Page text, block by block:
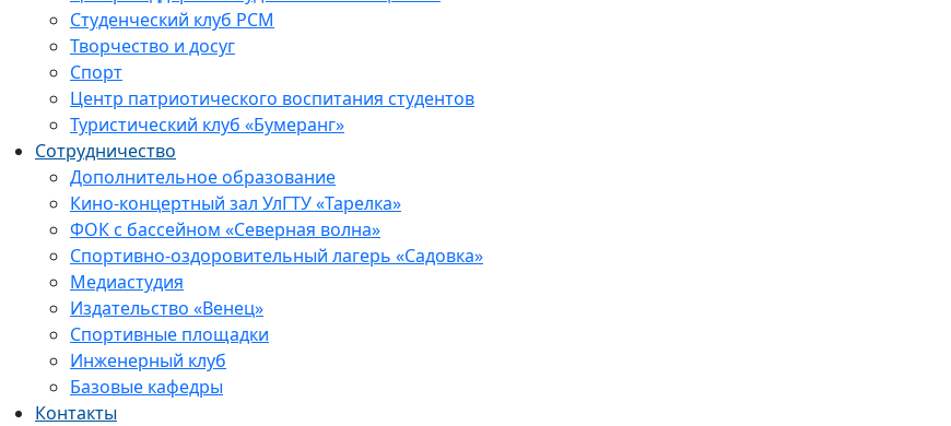
Студенческий клуб РСМ
Творчество и досуг
Спорт
Центр патриотического воспитания студентов
Туристический клуб «Бумеранг»
Сотрудничество
Дополнительное образование
Кино-концертный зал УлГТУ «Тарелка»
ФОК с бассейном «Северная волна»
Спортивно-оздоровительный лагерь «Садовка»
Медиастудия
Издательство «Венец»
Спортивные площадки
Инженерный клуб
Базовые кафедры
Контакты